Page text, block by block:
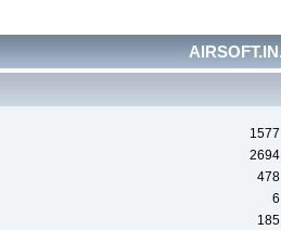
1577
2694
478
6
185